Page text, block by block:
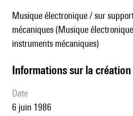
Musique électronique / sur
mécaniques (Musique
instruments mécaniques)
informations sur la création
date
6 juin 1986